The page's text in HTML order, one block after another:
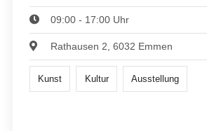
09:00 - 17:00 Uhr
Rathausen 2, 6032 Emmen
Kunst Kultur Ausstellung